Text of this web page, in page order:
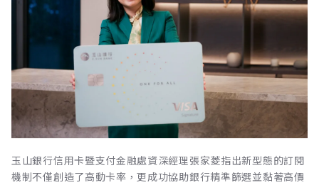
玉山銀行信用卡暨支付金融處資深經理張家菱指出新型態的訂閱
機制不僅創造了高動卡率，更成功協助銀行精準篩選並黏著高價